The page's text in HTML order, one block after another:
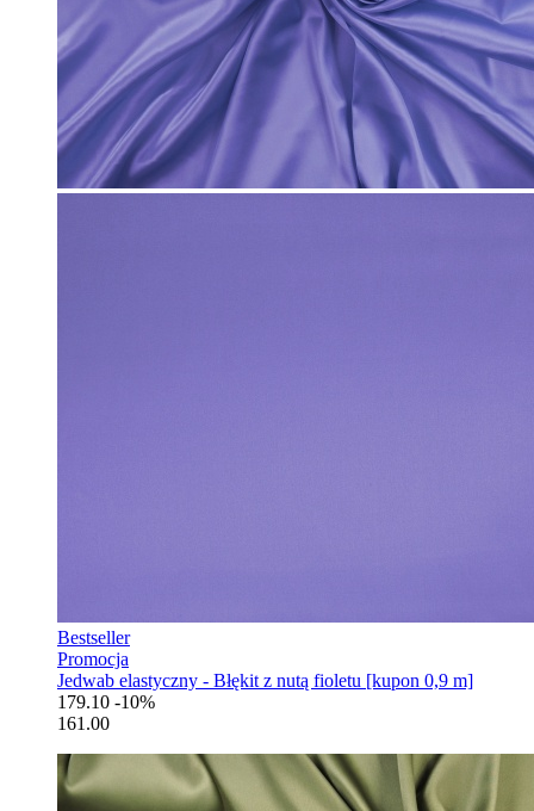
Bestseller
Promocja
Jedwab elastyczny - Błękit z nutą fioletu [kupon 0,9 m]
179.10 -10%
161.00